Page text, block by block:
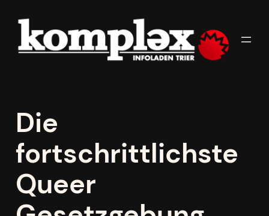
springen
Die
fortschrittlichste
Queer